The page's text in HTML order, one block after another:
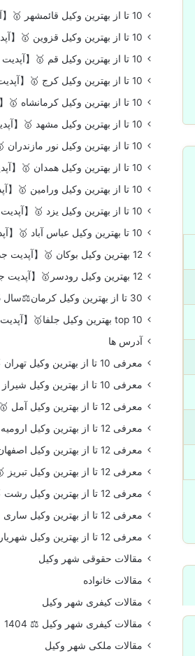
10 تا از بهترین وکیل قائمشهر 🥇【آپدیت جدید】
10 تا از بهترین وکیل قزوین 🥇【آپدیت جدید】⚖️
10 تا از بهترین وکیل قم 🥇【آپدیت جدید】
10 تا از بهترین وکیل کرج 🥇【آپدیت جدید】⚖️
10 تا از بهترین وکیل کرمانشاه 🥇【آپدیت جدید】
10 تا از بهترین وکیل مشهد 🥇【آپدیت جدید】⚖️
10 تا از بهترین وکیل نور مازندران 🥇【آپدیت جدید】
10 تا از بهترین وکیل همدان 🥇【آپدیت جدید】
10 تا از بهترین وکیل ورامین 🥇【آپدیت جدید】
10 تا از بهترین وکیل یزد 🥇【آپدیت جدید】
10 تا بهترین وکیل عباس آباد 🥇【آپدیت جدید】⚖️
12 بهترین وکیل بوکان 🥇【آپدیت جدید】⚖️
12 بهترین وکیل رودسر🥇【آپدیت جدید】⚖️
30 تا از بهترین وکیل کرمان⚖️سال 1405
top 10 بهترین وکیل جلفا🥇【آپدیت جدید】⚖️
آدرس ها
معرفی 10 تا از بهترین وکیل تهران 🥇【آپدیت جدید】⚖️
معرفی 10 تا از بهترین وکیل شیراز 🥇【آپدیت جدید】⚖️
معرفی 12 تا از بهترین وکیل آمل 🥇【آپدیت جدید】⚖️
معرفی 12 تا از بهترین وکیل ارومیه 🥇【آپدیت جدید】⚖️
معرفی 12 تا از بهترین وکیل اصفهان 🥇【آپدیت جدید】⚖️
معرفی 12 تا از بهترین وکیل تبریز 🥇【آپدیت جدید】⚖️
معرفی 12 تا از بهترین وکیل رشت 🥇【آپدیت جدید】⚖️
معرفی 12 تا از بهترین وکیل ساری 🥇【آپدیت جدید】⚖️
معرفی 12 تا از بهترین وکیل شهریار 🥇【آپدیت جدید】⚖️
مقالات حقوقی شهر وکیل
مقالات خانواده
مقالات کیفری شهر وکیل
مقالات کیفری شهر وکیل ⚖️ 1404
مقالات ملکی شهر وکیل